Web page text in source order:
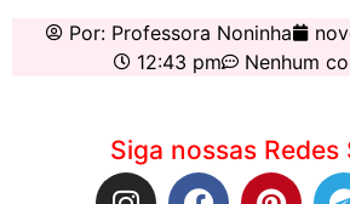
Por: Professora Noninha
12:43 pm
Nenhum
Siga nossas Redes